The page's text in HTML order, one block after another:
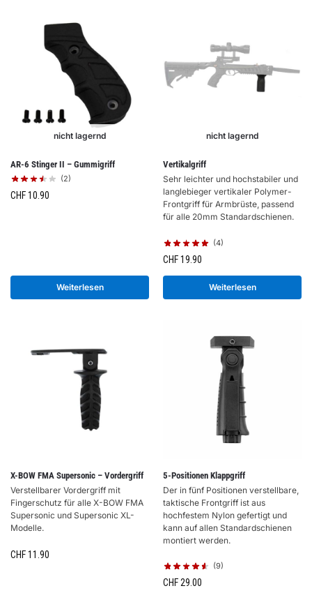
nicht lagernd
AR-6 Stinger II – Gummigriff
(2)
CHF10.90
Weiterlesen
nicht lagernd
Vertikalgriff
Sehr leichter und hochstabiler und
langlebieger vertikaler Polymer-
Frontgriff für Armbrüste, passend
für alle 20mm Standardschienen.
(4)
CHF19.90
Weiterlesen
X-BOW FMA Supersonic – Vordergriff
Verstellbarer Vordergriff mit
Fingerschutz für alle X-BOW FMA
Supersonic und Supersonic XL-
Modelle.
CHF11.90
5-Positionen Klappgriff
Der in fünf Positionen verstellbare,
taktische Frontgriff ist aus
hochfestem Nylon gefertigt und
kann auf allen Standardschienen
montiert werden.
(9)
CHF29.00